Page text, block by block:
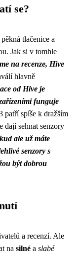
se?
tlačenice a
Jak si v tomhle
na recenze, Hive
hlavně
od Hive je
funguje
patří spíše k dražším
dají sehnat senzory
ale už máte
senzory s
být dobrou
a recenzí. Ale
na silné a slabé